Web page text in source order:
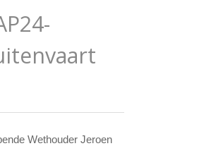
Wethouder Jeroen